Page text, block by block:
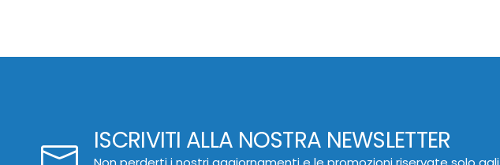
ISCRIVITI ALLA NOSTRA NEWSLETTER